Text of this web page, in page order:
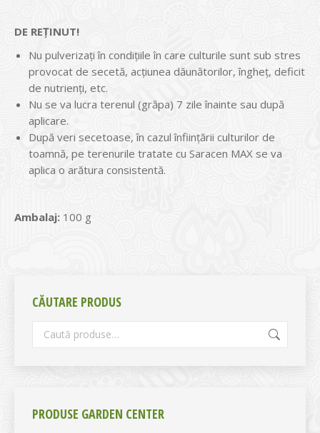
DE REȚINUT!
Nu pulverizați în condițiile în care culturile sunt sub stres
provocat de secetă, acțiunea dăunătorilor, îngheț, deficit
de nutrienți, etc.
Nu se va lucra terenul (grăpa) 7 zile înainte sau după
aplicare.
După veri secetoase, în cazul înfiinţării culturilor de
toamnă, pe terenurile tratate cu Saracen MAX se va
aplica o arătura consistentă.
Ambalaj: 100 g
CĂUTARE PRODUS
PRODUSE GARDEN CENTER